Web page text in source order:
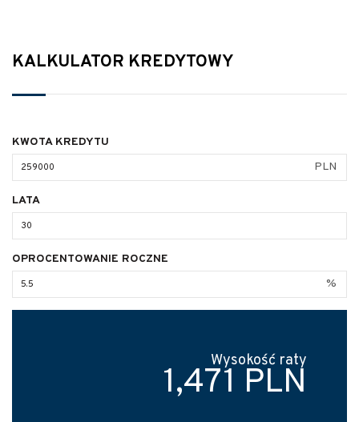
KALKULATOR KREDYTOWY
KWOTA KREDYTU
PLN
LATA
OPROCENTOWANIE ROCZNE
%
Wysokość raty
1,471 PLN